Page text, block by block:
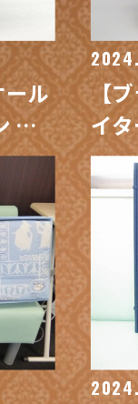
ール
未
買取
【
イ
専